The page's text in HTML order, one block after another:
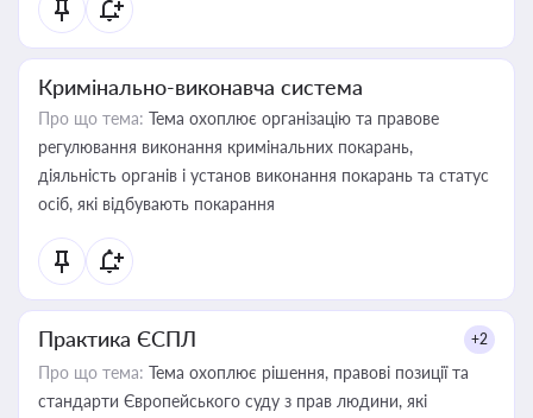
Кримінально-виконавча система
Про що тема: Тема охоплює організацію та правове
регулювання виконання кримінальних покарань,
діяльність органів і установ виконання покарань та статус
осіб, які відбувають покарання
Практика ЄСПЛ +2
Про що тема: Тема охоплює рішення, правові позиції та
стандарти Європейського суду з прав людини, які